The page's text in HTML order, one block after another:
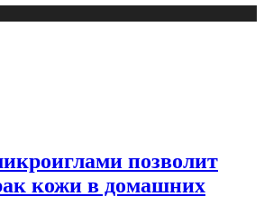
позволит
кожи в домашних